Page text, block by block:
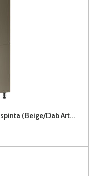
LANGEN BEIGE D60R-P/L virtuvės spinta (Beige/Dab Artisan)